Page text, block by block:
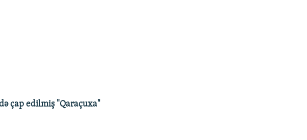
çap edilmiş "Qaraçuxa"